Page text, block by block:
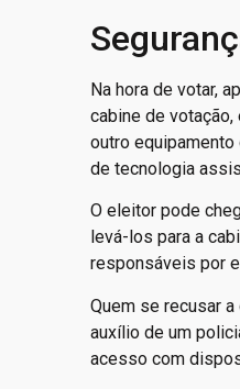
Na hora de votar,
cabine de
outro
de tecnologia
O eleitor pode
levá-los para a
responsáveis por
Quem se recusar
auxílio de um
acesso com